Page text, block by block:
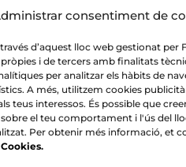
consentiment de
d’aquest lloc web gestionat per
i de tercers amb finalitats
per analitzar els hàbits de
A més, utilitzem cookies
teus interessos. És possible que
el teu comportament i l'ús del
Per obtenir més informació, et
.